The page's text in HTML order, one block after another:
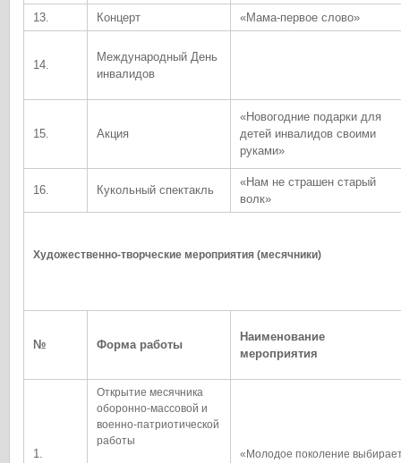
13. Концерт «Мама-первое слово»
14.
Международный День
инвалидов
15. Акция
«Новогодние подарки для
детей инвалидов своими
руками»
16. Кукольный спектакль
«Нам не страшен старый
волк»
Художественно-творческие мероприятия (месячники)
№ Форма работы
Наименование
мероприятия
1.
Открытие месячника
оборонно-массовой и
военно-патриотической
работы
«Молодое поколение